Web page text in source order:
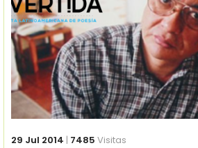
29 Jul 2014 | 7485 Visitas